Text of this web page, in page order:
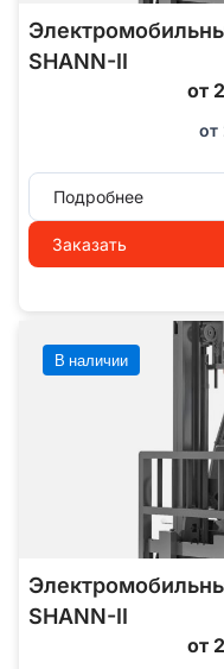
SHANN-II
от
от
Подробнее
Заказать
В наличии
SHANN-II
от